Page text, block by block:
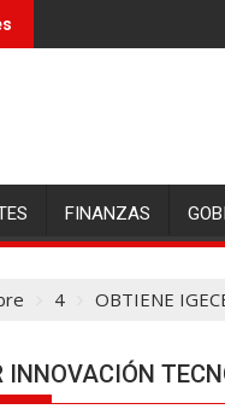
FINANZAS
4 OBTIENE
INNOVACIÓN